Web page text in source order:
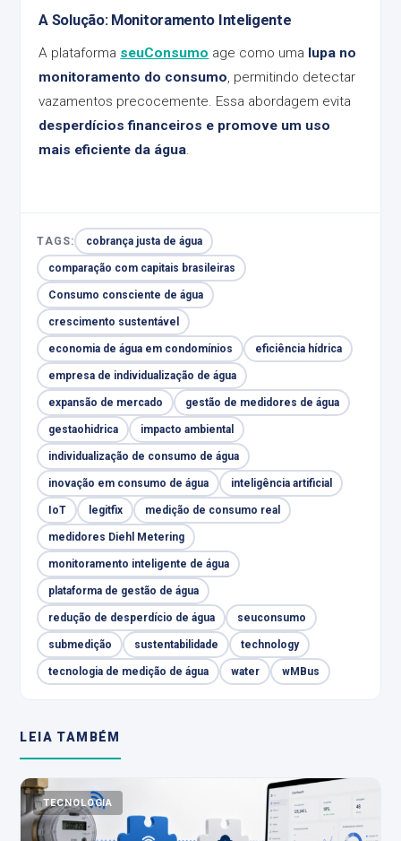
A Solução: Monitoramento Inteligente
A plataforma seuConsumo age como uma lupa no
monitoramento do consumo, permitindo detectar
vazamentos precocemente. Essa abordagem evita
desperdícios financeiros e promove um uso
mais eficiente da água.
TAGS: cobrança justa de água
comparação com capitais brasileiras
Consumo consciente de água
crescimento sustentável
economia de água em condomínios eficiência hídrica
empresa de individualização de água
expansão de mercado gestão de medidores de água
gestaohidrica impacto ambiental
individualização de consumo de água
inovação em consumo de água inteligência artificial
IoT legitfix medição de consumo real
medidores Diehl Metering
monitoramento inteligente de água
plataforma de gestão de água
redução de desperdício de água seuconsumo
submedição sustentabilidade technology
tecnologia de medição de água water wMBus
LEIA TAMBÉM
TECNOLOGIA